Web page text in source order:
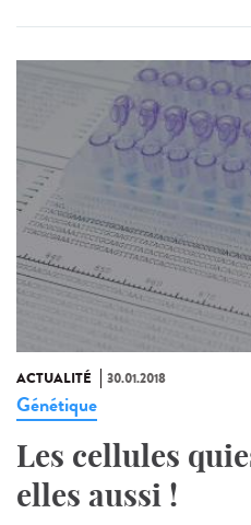
ACTUALITÉ 30.01.2018
Génétique
Les cellules
elles aussi !